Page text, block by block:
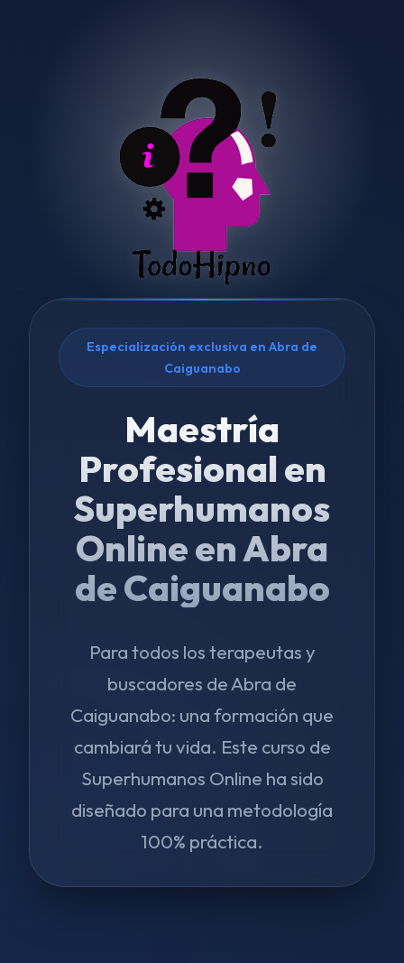
Especialización exclusiva en Abra de
Caiguanabo
Maestría
Profesional en
Superhumanos
Online en Abra
de Caiguanabo
Para todos los terapeutas y
buscadores de Abra de
Caiguanabo: una formación que
cambiará tu vida. Este curso de
Superhumanos Online ha sido
diseñado para una metodología
100% práctica.